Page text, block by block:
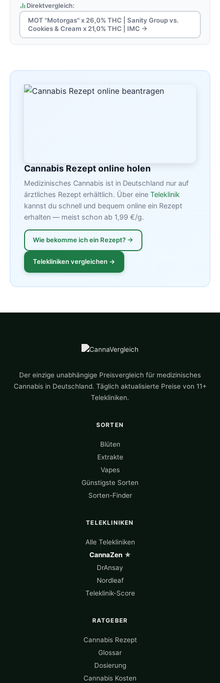
Direktvergleich:
MOT "Motorgas" x 26,0% THC | Sanity Group vs.
Cookies & Cream x 21,0% THC | IMC →
Cannabis Rezept online holen
Medizinisches Cannabis ist in Deutschland nur auf
ärztliches Rezept erhältlich. Über eine Teleklinik
kannst du schnell und bequem online ein Rezept
erhalten — meist schon ab 1,99 €/g.
Wie bekomme ich ein Rezept? →
Telekliniken vergleichen →
Der einzige unabhängige Preisvergleich für medizinisches
Cannabis in Deutschland. Täglich aktualisierte Preise von 11+
Telekliniken.
SORTEN
Blüten
Extrakte
Vapes
Günstigste Sorten
Sorten-Finder
TELEKLINIKEN
Alle Telekliniken
CannaZen★
DrAnsay
Nordleaf
Teleklinik-Score
RATGEBER
Cannabis Rezept
Glossar
Dosierung
Cannabis Kosten